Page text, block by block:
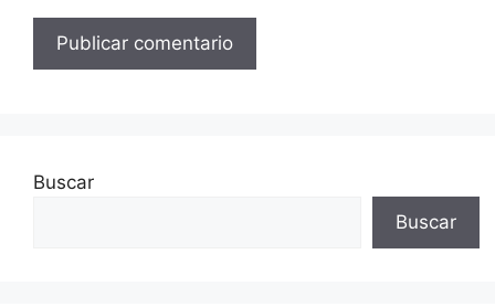
Buscar
Buscar